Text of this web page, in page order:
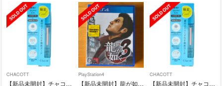
CHACOTT
【新品未開封】チャコット フィニッシングキープミスト クール 50ml 限定
PlayStation4
【新品未開封】龍が如く3 PS4
CHACOTT
【新品未開封】チャコット フィニッシングキープミスト クール 50ml 限定